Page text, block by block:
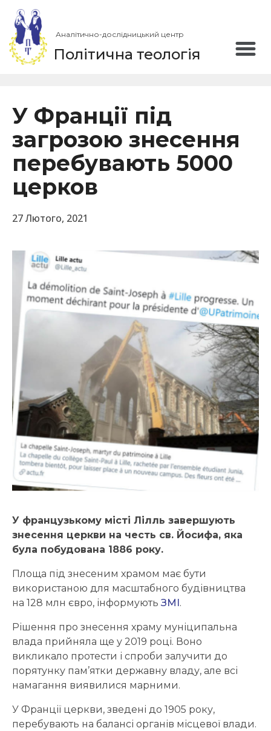
Аналітично-дослідницький центр
Політична теологія
У Франції під
загрозою знесення
перебувають 5000
церков
27 Лютого, 2021
У французькому місті Лілль завершують
знесення церкви на честь св. Йосифа, яка
була побудована 1886 року.
Площа під знесеним храмом має бути
використаною для масштабного будівництва
на 128 млн євро, інформують ЗМІ.
Рішення про знесення храму муніципальна
влада прийняла ще у 2019 році. Воно
викликало протести і спроби залучити до
порятунку пам’ятки державну владу, але всі
намагання виявилися марними.
У Франції церкви, зведені до 1905 року,
перебувають на балансі органів місцевої влади.